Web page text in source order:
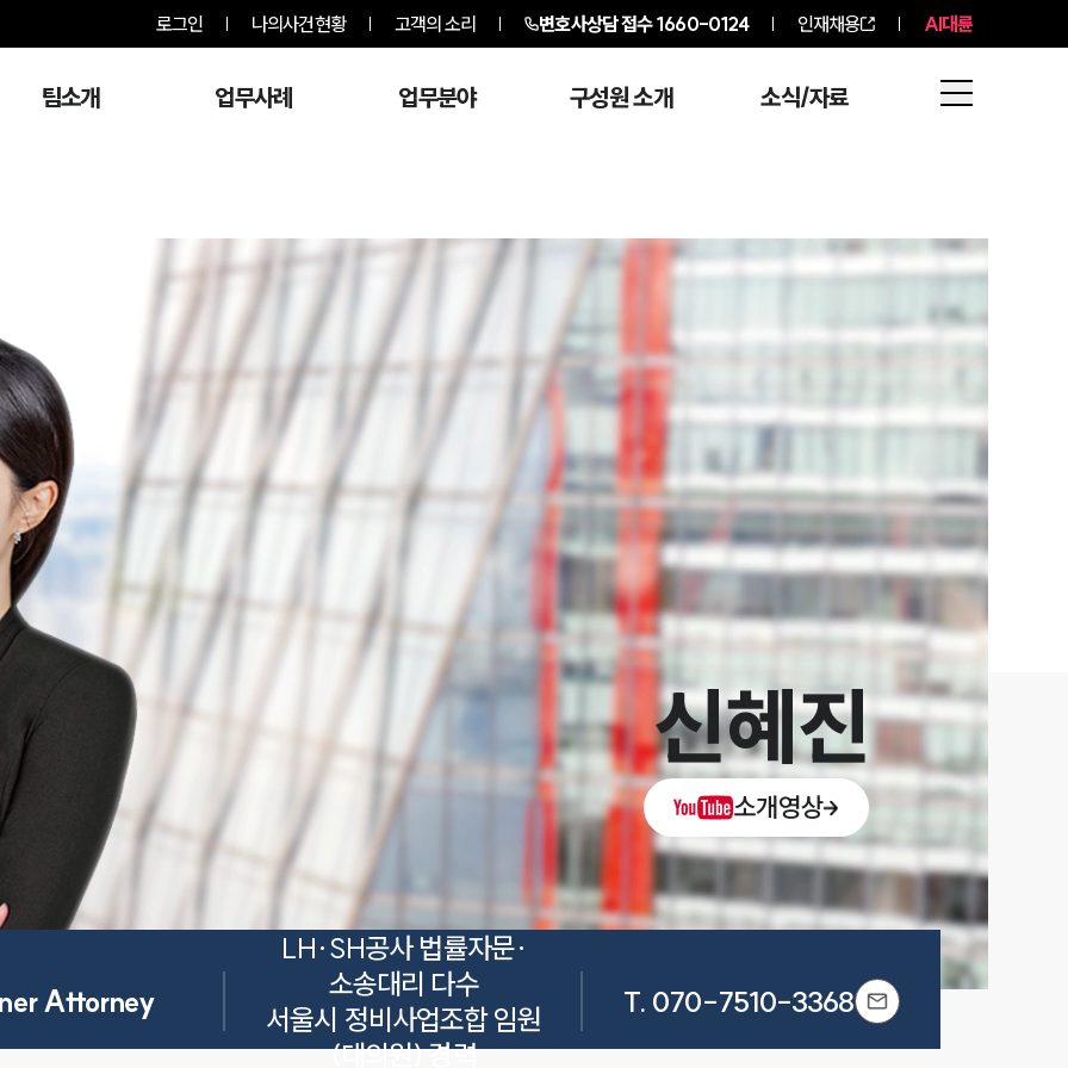
로그인 나의사건현황 고객의 소리 변호사상담 접수1660-0124 인재채용 AI대륜
팀소개 업무사례 업무분야 구성원 소개 소식/자료
신혜진
소개영상
Attorney
LH·SH공사 법률자문·
소송대리 다수
서울시 정비사업조합 임원
(대의원) 경력
T. 070-7510-3368